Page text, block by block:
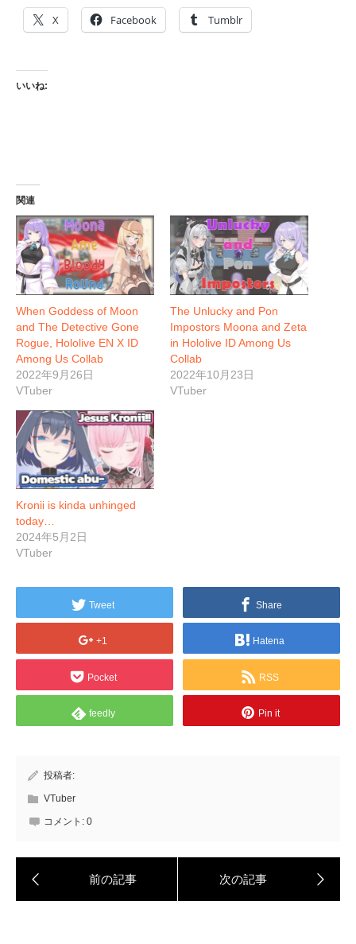
X Facebook Tumblr
いいね:
関連
When Goddess of Moon
and The Detective Gone
Rogue, Hololive EN X ID
Among Us Collab
2022年9月26日
VTuber
The Unlucky and Pon
Impostors Moona and Zeta
in Hololive ID Among Us
Collab
2022年10月23日
VTuber
Kronii is kinda unhinged
today…
2024年5月2日
VTuber
Tweet Share
+1 Hatena
Pocket RSS
feedly Pin it
投稿者:
VTuber
コメント: 0